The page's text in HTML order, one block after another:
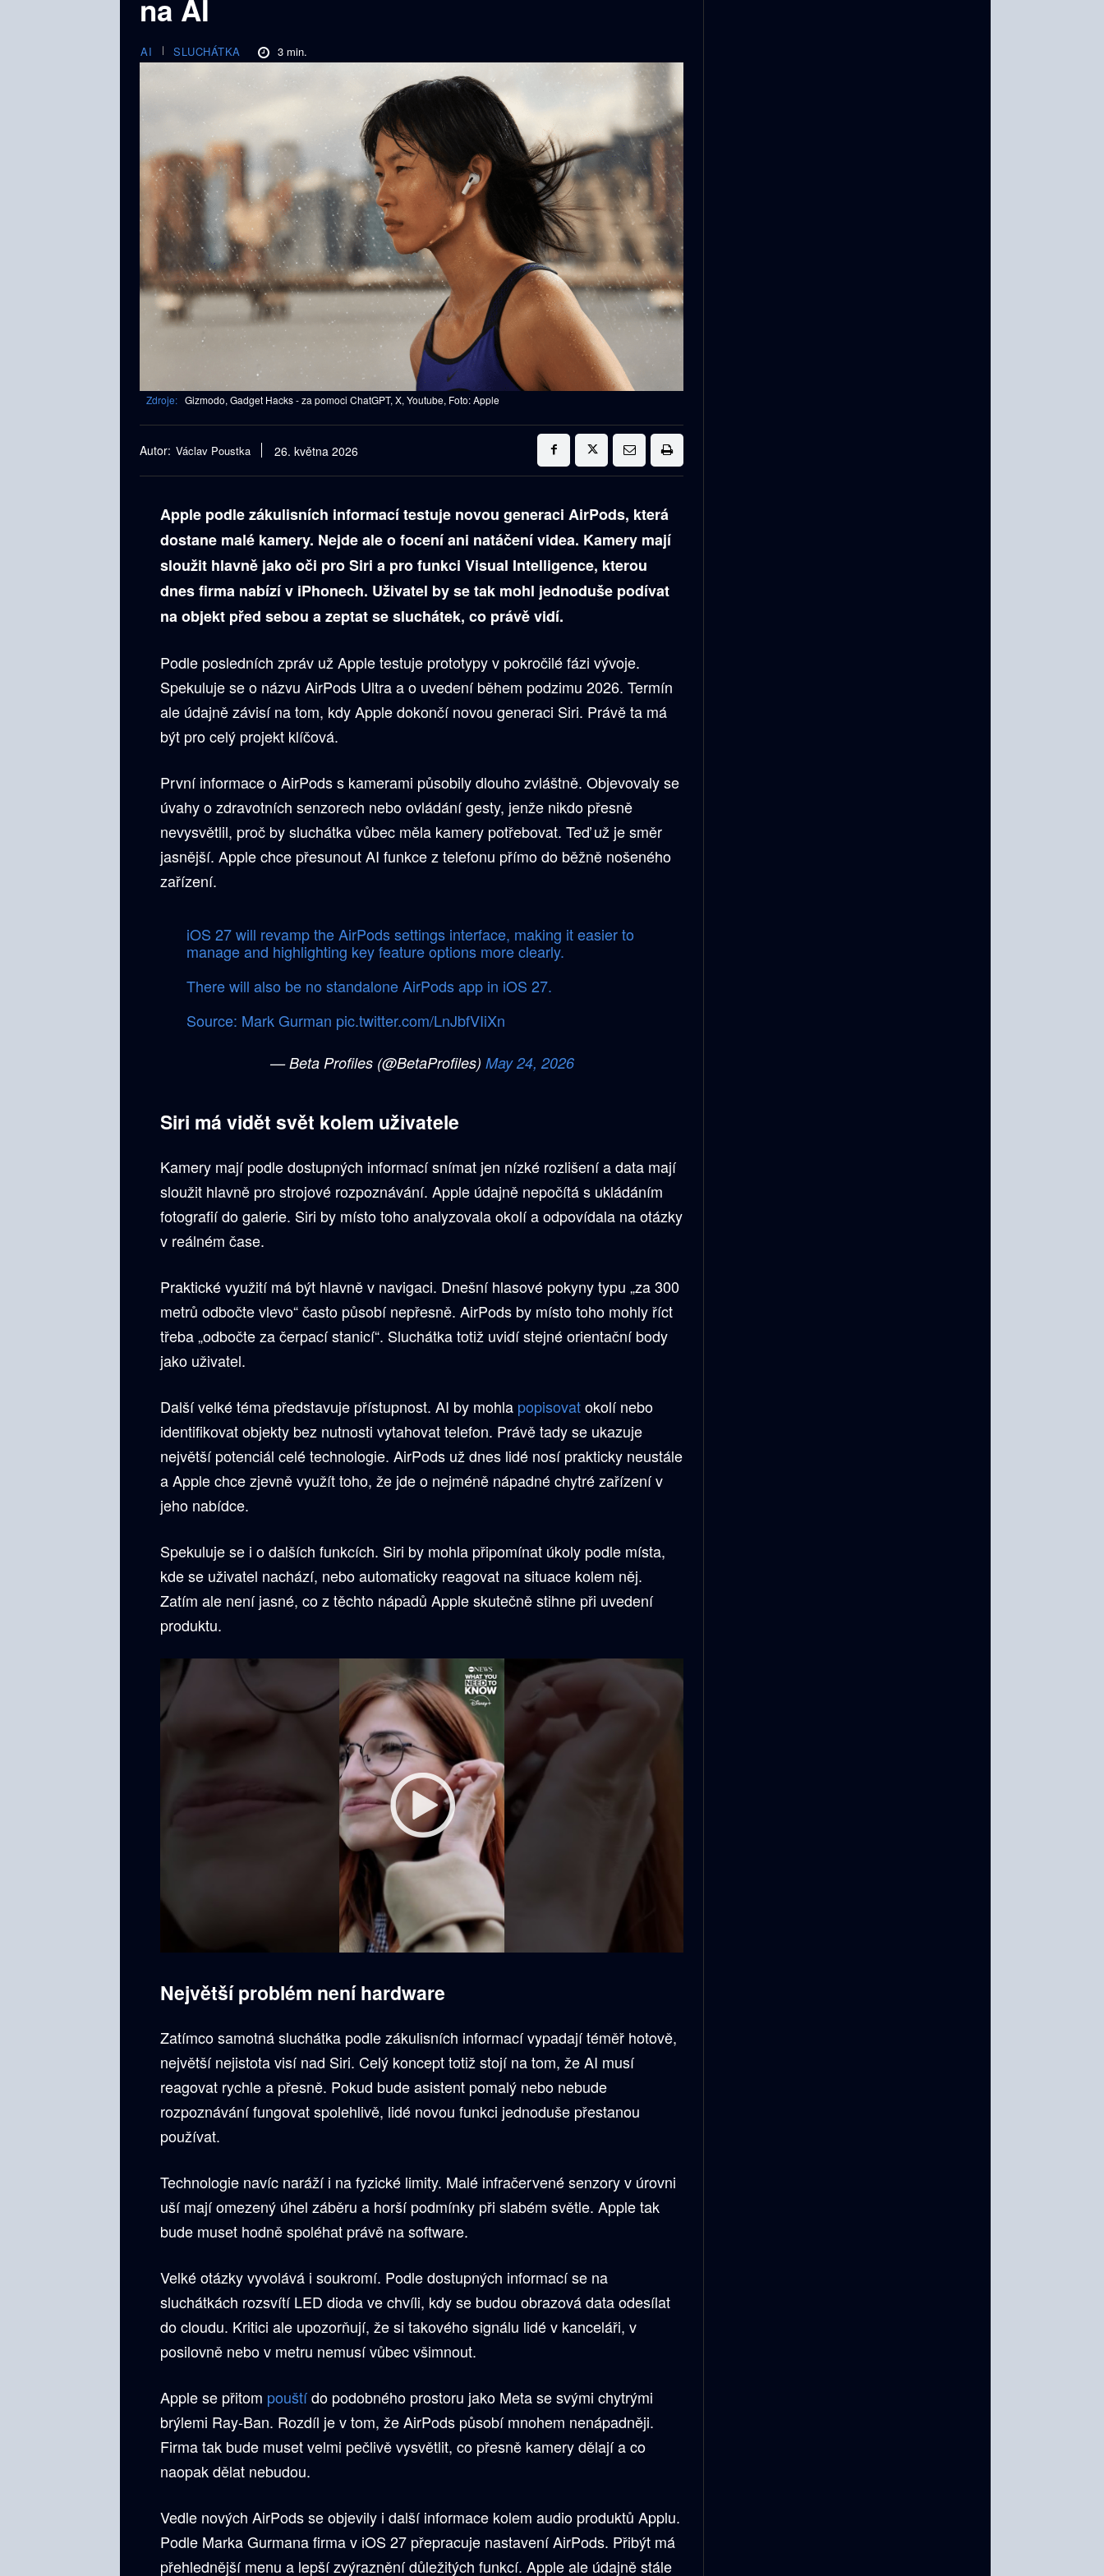
na AI
AI SLUCHÁTKA 3min.
Zdroje: Gizmodo, Gadget Hacks - za pomoci ChatGPT, X, Youtube, Foto: Apple
Autor: Václav Poustka 26. května 2026
Apple podle zákulisních informací testuje novou generaci AirPods, která
dostane malé kamery. Nejde ale o focení ani natáčení videa. Kamery mají
sloužit hlavně jako oči pro Siri a pro funkci Visual Intelligence, kterou
dnes firma nabízí v iPhonech. Uživatel by se tak mohl jednoduše podívat
na objekt před sebou a zeptat se sluchátek, co právě vidí.
Podle posledních zpráv už Apple testuje prototypy v pokročilé fázi vývoje.
Spekuluje se o názvu AirPods Ultra a o uvedení během podzimu 2026. Termín
ale údajně závisí na tom, kdy Apple dokončí novou generaci Siri. Právě ta má
být pro celý projekt klíčová.
První informace o AirPods s kamerami působily dlouho zvláštně. Objevovaly se
úvahy o zdravotních senzorech nebo ovládání gesty, jenže nikdo přesně
nevysvětlil, proč by sluchátka vůbec měla kamery potřebovat. Teď už je směr
jasnější. Apple chce přesunout AI funkce z telefonu přímo do běžně nošeného
zařízení.
iOS 27 will revamp the AirPods settings interface, making it easier to
manage and highlighting key feature options more clearly.
There will also be no standalone AirPods app in iOS 27.
Source: Mark Gurman pic.twitter.com/LnJbfVIiXn
— Beta Profiles (@BetaProfiles) May 24, 2026
Siri má vidět svět kolem uživatele
Kamery mají podle dostupných informací snímat jen nízké rozlišení a data mají
sloužit hlavně pro strojové rozpoznávání. Apple údajně nepočítá s ukládáním
fotografií do galerie. Siri by místo toho analyzovala okolí a odpovídala na otázky
v reálném čase.
Praktické využití má být hlavně v navigaci. Dnešní hlasové pokyny typu „za 300
metrů odbočte vlevo“ často působí nepřesně. AirPods by místo toho mohly říct
třeba „odbočte za čerpací stanicí“. Sluchátka totiž uvidí stejné orientační body
jako uživatel.
Další velké téma představuje přístupnost. AI by mohla popisovatokolí nebo
identifikovat objekty bez nutnosti vytahovat telefon. Právě tady se ukazuje
největší potenciál celé technologie. AirPods už dnes lidé nosí prakticky neustále
a Apple chce zjevně využít toho, že jde o nejméně nápadné chytré zařízení v
jeho nabídce.
Spekuluje se i o dalších funkcích. Siri by mohla připomínat úkoly podle místa,
kde se uživatel nachází, nebo automaticky reagovat na situace kolem něj.
Zatím ale není jasné, co z těchto nápadů Apple skutečně stihne při uvedení
produktu.
Největší problém není hardware
Zatímco samotná sluchátka podle zákulisních informací vypadají téměř hotově,
největší nejistota visí nad Siri. Celý koncept totiž stojí na tom, že AI musí
reagovat rychle a přesně. Pokud bude asistent pomalý nebo nebude
rozpoznávání fungovat spolehlivě, lidé novou funkci jednoduše přestanou
používat.
Technologie navíc naráží i na fyzické limity. Malé infračervené senzory v úrovni
uší mají omezený úhel záběru a horší podmínky při slabém světle. Apple tak
bude muset hodně spoléhat právě na software.
Velké otázky vyvolává i soukromí. Podle dostupných informací se na
sluchátkách rozsvítí LED dioda ve chvíli, kdy se budou obrazová data odesílat
do cloudu. Kritici ale upozorňují, že si takového signálu lidé v kanceláři, v
posilovně nebo v metru nemusí vůbec všimnout.
Apple se přitom pouštído podobného prostoru jako Meta se svými chytrými
brýlemi Ray-Ban. Rozdíl je v tom, že AirPods působí mnohem nenápadněji.
Firma tak bude muset velmi pečlivě vysvětlit, co přesně kamery dělají a co
naopak dělat nebudou.
Vedle nových AirPods se objevily i další informace kolem audio produktů Applu.
Podle Marka Gurmana firma v iOS 27 přepracuje nastavení AirPods. Přibýt má
přehlednější menu a lepší zvýraznění důležitých funkcí. Apple ale údajně stále